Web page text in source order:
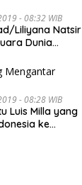
- 08:32 WIB
Liliyana Natsir
Dunia
- 08:28 WIB
Luis Milla yang
ke